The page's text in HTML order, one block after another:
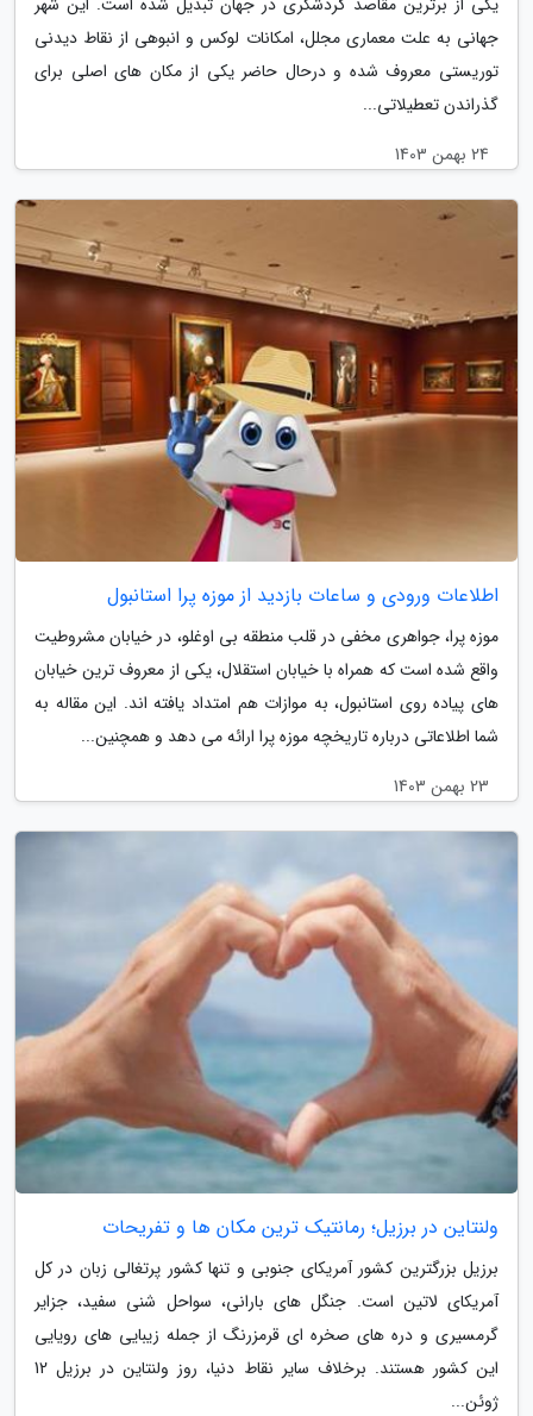
جهانی به علت معماری مجلل، امکانات لوکس و انبوهی از نقاط دیدنی
توریستی معروف شده و درحال حاضر یکی از مکان های اصلی برای
گذراندن تعطیلاتی...
24 بهمن 1403
اطلاعات ورودی و ساعات بازدید از موزه پرا استانبول
موزه پرا، جواهری مخفی در قلب منطقه بی اوغلو، در خیابان مشروطیت
واقع شده است که همراه با خیابان استقلال، یکی از معروف ترین خیابان
های پیاده روی استانبول، به موازات هم امتداد یافته اند. این مقاله به
شما اطلاعاتی درباره تاریخچه موزه پرا ارائه می دهد و همچنین...
23 بهمن 1403
ولنتاین در برزیل؛ رمانتیک ترین مکان ها و تفریحات
برزیل بزرگترین کشور آمریکای جنوبی و تنها کشور پرتغالی زبان در کل
آمریکای لاتین است. جنگل های بارانی، سواحل شنی سفید، جزایر
گرمسیری و دره های صخره ای قرمزرنگ از جمله زیبایی های رویایی
این کشور هستند. برخلاف سایر نقاط دنیا، روز ولنتاین در برزیل 12
ژوئن...